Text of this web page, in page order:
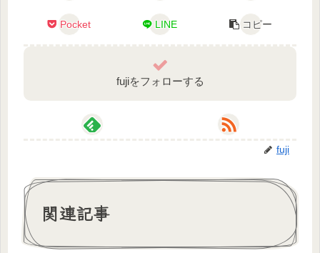
Pocket LINE コピー
fujiをフォローする
fuji
関連記事